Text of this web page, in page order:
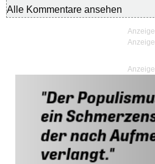
Alle Kommentare ansehen
Anzeige